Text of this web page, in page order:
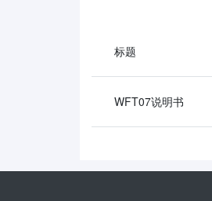
标题
WFT07说明书